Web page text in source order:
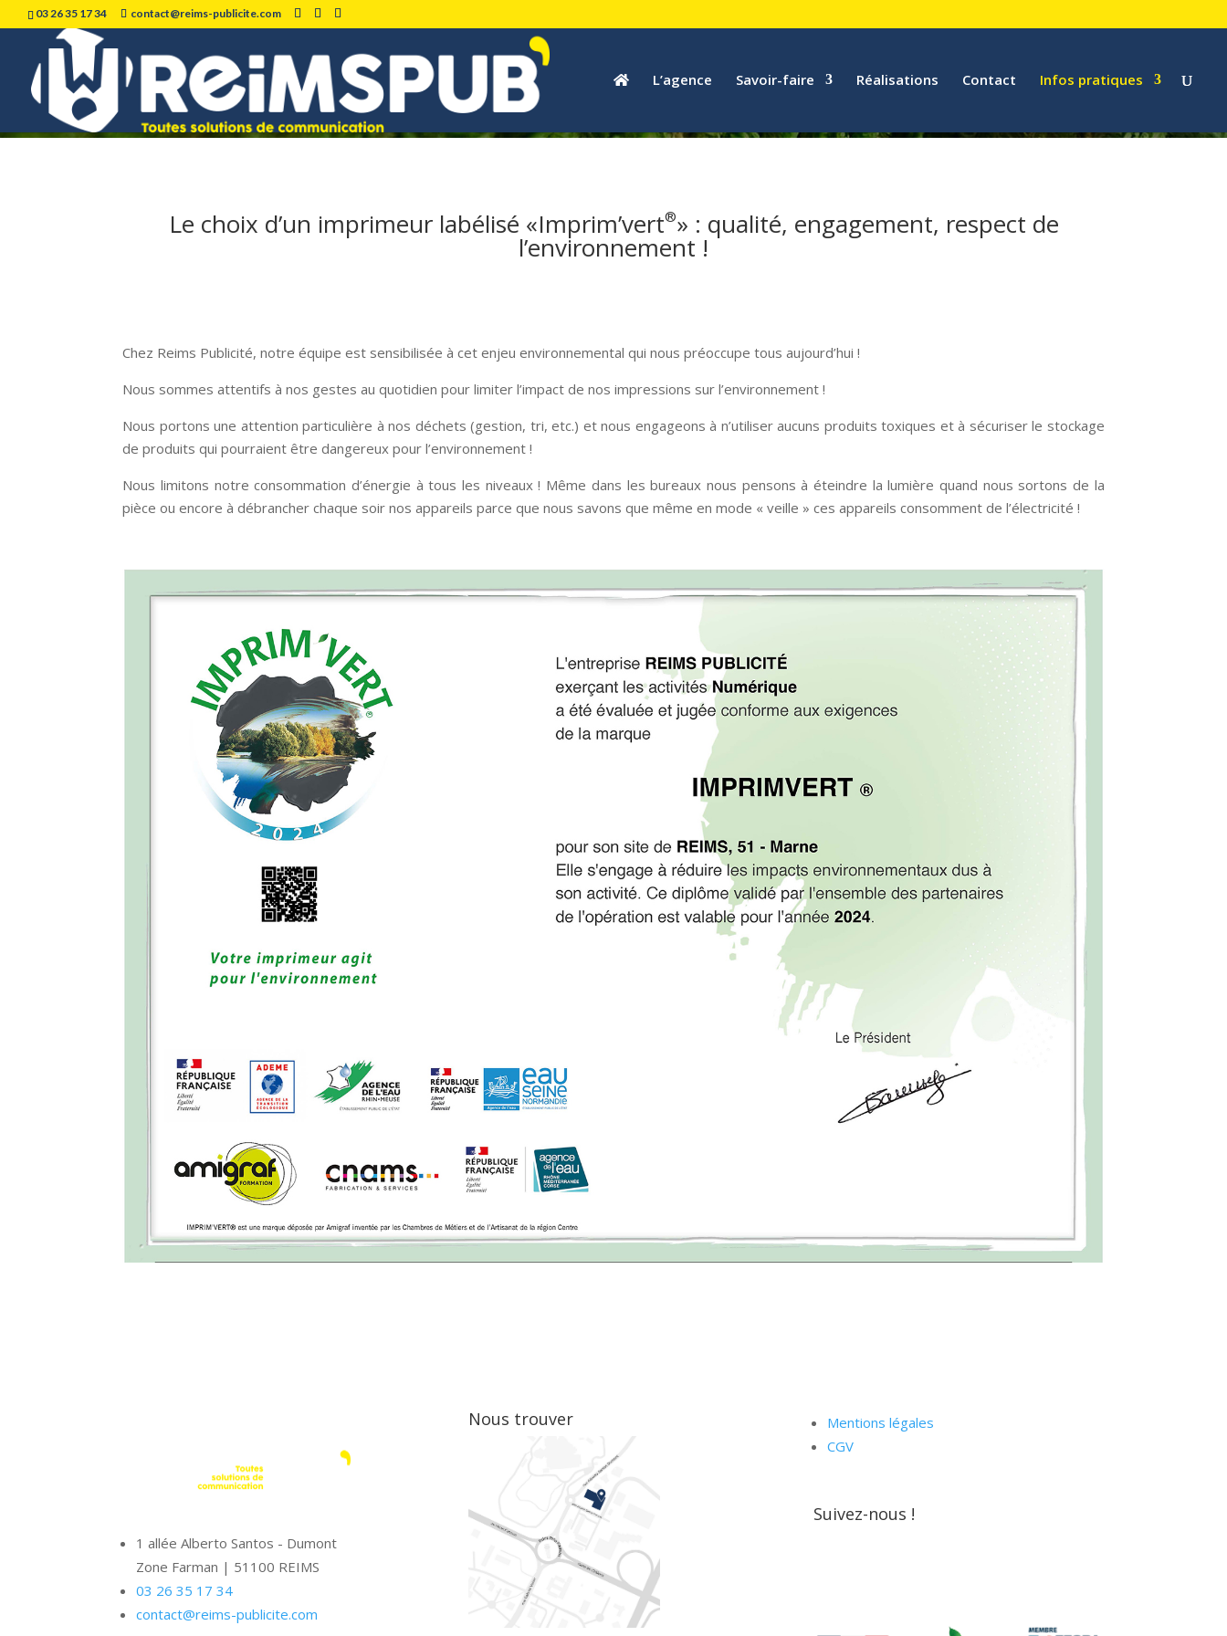
03 26 35 17 34 contact@reims-publicite.com
L’agence Savoir-faire Réalisations Contact Infos pratiques
Imprim’vert
Le choix d’un imprimeur labélisé «Imprim’vert®» : qualité, engagement, respect de
l’environnement !
Chez Reims Publicité, notre équipe est sensibilisée à cet enjeu environnemental qui nous préoccupe tous aujourd’hui !
Nous sommes attentifs à nos gestes au quotidien pour limiter l’impact de nos impressions sur l’environnement !
Nous portons une attention particulière à nos déchets (gestion, tri, etc.) et nous engageons à n’utiliser aucuns produits toxiques et à sécuriser le stockage
de produits qui pourraient être dangereux pour l’environnement !
Nous limitons notre consommation d’énergie à tous les niveaux ! Même dans les bureaux nous pensons à éteindre la lumière quand nous sortons de la
pièce ou encore à débrancher chaque soir nos appareils parce que nous savons que même en mode « veille » ces appareils consomment de l’électricité !
1 allée Alberto Santos - Dumont
Zone Farman | 51100 REIMS
03 26 35 17 34
contact@reims-publicite.com
Nous trouver
Mentions légales
CGV
Suivez-nous !